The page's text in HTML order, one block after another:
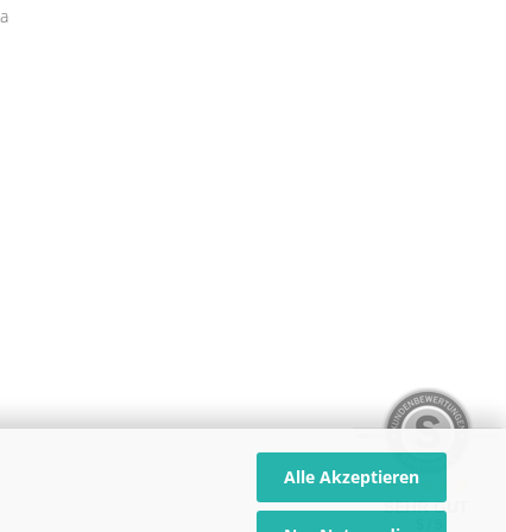
Alle Akzeptieren
SEHR GUT